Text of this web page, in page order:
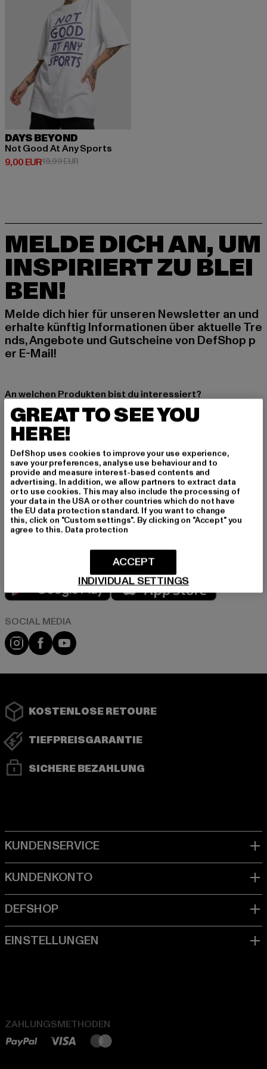
DAYS BEYOND
Not Good At Any Sports
9,00 EUR
Derzeitiger Preis: 9,00 EUR
19,99 EURAktionspreis: 19,99 EUR
MELDE DICH AN, UM
INSPIRIERT ZU BLEI
BEN!
Melde dich hier für unseren Newsletter an und
erhalte künftig Informationen über aktuelle Tre
nds, Angebote und Gutscheine von DefShop p
er E-Mail!
An welchen Produkten bist du interessiert?
MÄNNER
FRAUEN
E-MAIL
ANMELDEN
Informationen dazu, wie DefShop mit Deinen Daten umgeht, findest Du
in unserer Datenschutzerklärung. Du kannst Dich jederzeit kostenfei
abmelden.Datenschutzerklärung lesen.
Play market
Instagram
FacebookYouTube
KOSTENLOSE RETOURE
TIEFPREISGARANTIE
SICHERE BEZAHLUNG
ZAHLUNGSMETHODEN
GREAT TO SEE YOU
HERE!
DefShop uses cookies to improve your use experience,
save your preferences, analyse use behaviour and to
provide and measure interest-based contents and
advertising. In addition, we allow partners to extract data
or to use cookies. This may also include the processing of
your data in the USA or other countries which do not have
the EU data protection standard. If you want to change
this, click on "Custom settings". By clicking on "Accept" you
agree to this. Data protection
INDIVIDUAL SETTINGS
ACCEPT